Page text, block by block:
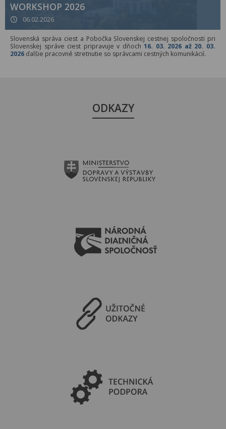
WORKSHOP 2026
06.02.2026
Slovenská správa ciest a Pobočka Slovenskej cestnej spoločnosti pri
Slovenskej správe ciest pripravuje v dňoch16. 03. 2026 až 20. 03.
2026ďalšie pracovné stretnutie so správcami cestných komunikácií.
ODKAZY